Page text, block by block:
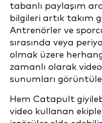
tabanlı paylaşım
bilgileri artık takım
Antrenörler ve
sırasında veya
olmak üzere
zamanlı olarak
sunumları
Hem Catapult
video kullanan